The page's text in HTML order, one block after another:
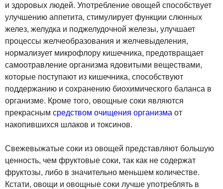
и здоровых людей. Употребление овощей способствует
улучшению аппетита, стимулирует функции слюнных
желез, желудка и поджелудочной железы, улучшает
процессы желчеобразования и желчевыделения,
нормализует микрофлору кишечника, предотвращает
самоотравление организма ядовитыми веществами,
которые поступают из кишечника, способствуют
поддержанию и сохранению биохимического баланса в
организме. Кроме того, овощные соки являются
прекрасным средством очищения организма от
накопившихся шлаков и токсинов.
Свежевыжатые соки из овощей представляют большую
ценность, чем фруктовые соки, так как не содержат
фруктозы, либо в значительно меньшем количестве.
Кстати, овощи и овощные соки лучше употреблять в